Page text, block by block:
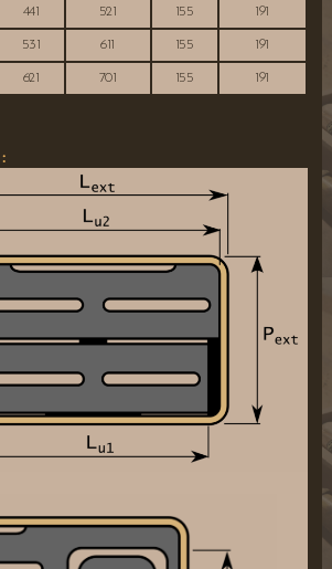
441 521 155 191
531 611 155 191
621 701 155 191